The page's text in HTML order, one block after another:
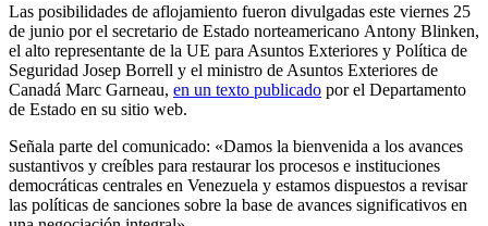
Las posibilidades de aflojamiento fueron divulgadas este viernes 25
de junio por el secretario de Estado norteamericano Antony Blinken,
el alto representante de la UE para Asuntos Exteriores y Política de
Seguridad Josep Borrell y el ministro de Asuntos Exteriores de
Canadá Marc Garneau, en un texto publicado por el Departamento
de Estado en su sitio web.
Señala parte del comunicado: «Damos la bienvenida a los avances
sustantivos y creíbles para restaurar los procesos e instituciones
democráticas centrales en Venezuela y estamos dispuestos a revisar
las políticas de sanciones sobre la base de avances significativos en